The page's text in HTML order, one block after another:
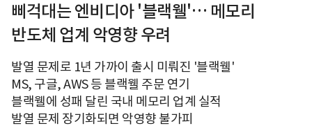
삐걱대는 엔비디아 '블랙웰'… 메모리
반도체 업계 악영향 우려
발열 문제로 1년 가까이 출시 미뤄진 '블랙웰'
MS, 구글, AWS 등 블랙웰 주문 연기
블랙웰에 성패 달린 국내 메모리 업계 실적
발열 문제 장기화되면 악영향 불가피